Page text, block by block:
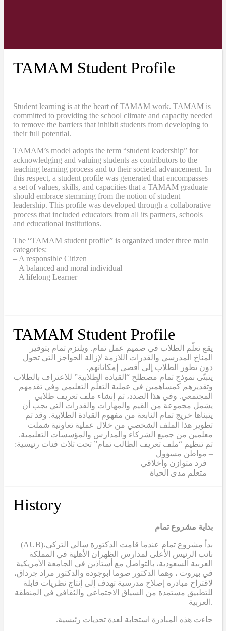
TAMAM Student Profile
Student learning is at the heart of TAMAM work. TAMAM is
committed to providing the school climate and capacity needed
to remove the barriers that inhibit students from developing to
their full potential.
TAMAM’s model adopts the term “student leadership” for
acknowledging and valuing students as contributors to the
teaching learning process and to their societal advancement. In
this respect, a student profile was generated that encompasses
a set of values, skills, and capacities that a TAMAM graduate
should embrace stemming from the notion of student
leadership. This profile was developed through a collaborative
process that included educators from all its partners, schools
and educational institutions.
The “TAMAM student profile” is organized under three main
categories:
– A responsible Citizen
– A balanced and moral individual
– A lifelong Learner
TAMAM Student Profile
يقع تعلّم الطلاب في صميم عمل تمام. ويلتزم تمام بتوفير
المناخ المدرسي والقدرات اللازمة لإزالة الحواجز التي تحول
دون تطور الطلاب إلى أقصى إمكاناتهم.
يتبنّى نموذج تمام مصطلح “القيادة الطلابية” للاعتراف بالطلاب
وتقديرهم كمساهمين في عملية التعلّم التعليمي وفي تقدمهم
المجتمعي. وفي هذا الصدد، تم إنشاء ملف تعريف طلابي
يشمل مجموعة من القيم والمهارات والقدرات التي يجب أن
يتبناها خريج تمام النابعة من مفهوم القيادة الطلابية. وقد تم
تطوير هذا الملف الشخصي من خلال عملية تعاونية شملت
معلمين من جميع الشركاء والمدارس والمؤسسات التعليمية.
تم تنظيم “ملف تعريف الطالب تمام” تحت ثلاث فئات رئيسية:
– مواطن مسؤول
– فرد متوازن وأخلاقي
– متعلم مدى الحياة
History
بداية مشروع تمام
(AUB)بدأ مشروع تمام عندما قامت الدكتورة سالي التركي،
نائب الرئيس الأعلى لمدارس الظهران الأهلية في المملكة
العربية السعودية، بالتواصل مع أستاذين في الجامعة الأمريكية
في بيروت ، وهما الدكتور صوما ابوجودة والدكتور مراد جرداق،
لاقتراح مبادرة إصلاح مدرسية تهدف إلى إنتاج نظريات قابلة
للتطبيق مستمدة من السياق الاجتماعي والثقافي في المنطقة
العربية.
.جاءت هذه المبادرة استجابة لعدة تحديات رئيسية